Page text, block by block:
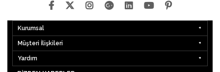
Kurumsal
Müşteri İlişkileri
Yardım